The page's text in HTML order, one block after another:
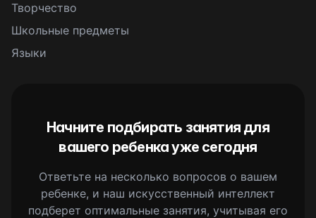
Творчество
Школьные предметы
Языки
Начните подбирать занятия для
вашего ребенка уже сегодня
Ответьте на несколько вопросов о вашем
ребенке, и наш искусственный интеллект
подберет оптимальные занятия, учитывая его